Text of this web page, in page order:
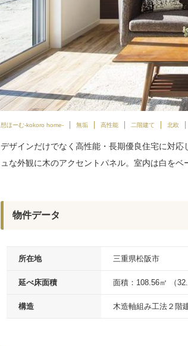
想ほーむ-kokoro home- 無垢 高性能 二階建て 北欧
デザインだけでなく高性能・長期優良住宅に対
ュな外観に木のアクセントパネル。室内は白を
物件データ
所在地 三重県松阪市
延べ床面積 面積：108.56㎡ （
構造 木造軸組み工法２階